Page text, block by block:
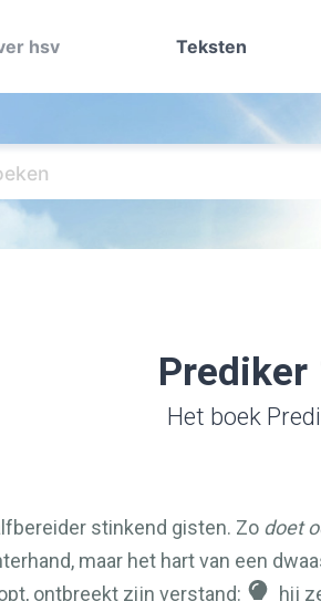
hsv Teksten
Prediker
Het boek
stinkend gisten. Zo doet
maar het hart van een
ontbreekt zijn verstand:
hij